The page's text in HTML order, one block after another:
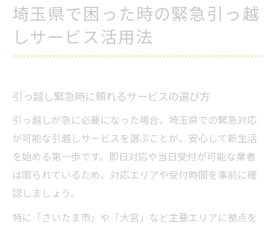
埼玉県で困った時の緊急引っ越
しサービス活用法
引っ越し緊急時に頼れるサービスの選び方
引っ越しが急に必要になった場合、埼玉県での緊急対応
が可能な引越しサービスを選ぶことが、安心して新生活
を始める第一歩です。即日対応や当日受付が可能な業者
は限られているため、対応エリアや受付時間を事前に確
認しましょう。
特に「さいたま市」や「大宮」など主要エリアに拠点を